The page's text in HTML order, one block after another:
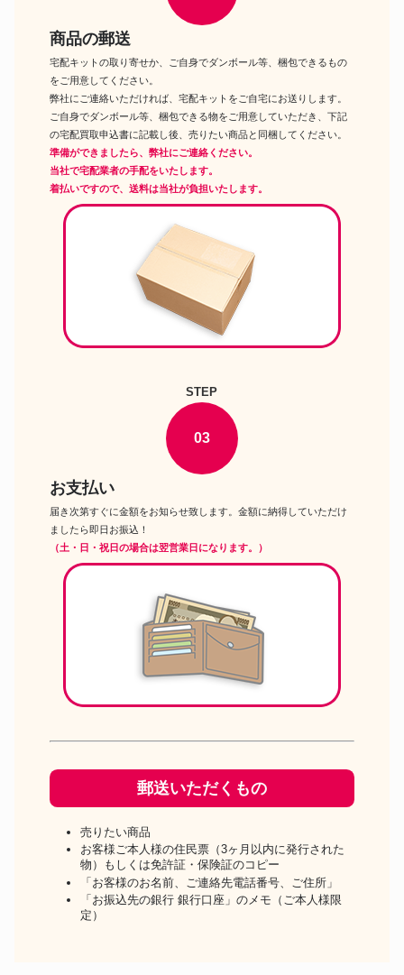
商品の郵送
宅配キットの取り寄せか、ご自身でダンボール等、梱包できるもの
をご用意してください。
弊社にご連絡いただければ、宅配キットをご自宅にお送りします。
ご自身でダンボール等、梱包できる物をご用意していただき、下記
の宅配買取申込書に記載し後、売りたい商品と同梱してください。
準備ができましたら、弊社にご連絡ください。
当社で宅配業者の手配をいたします。
着払いですので、送料は当社が負担いたします。
STEP
03
お支払い
届き次第すぐに金額をお知らせ致します。金額に納得していただけ
ましたら即日お振込！
（土・日・祝日の場合は翌営業日になります。）
郵送いただくもの
売りたい商品
お客様ご本人様の住民票（3ヶ月以内に発行された
物）もしくは免許証・保険証のコピー
「お客様のお名前、ご連絡先電話番号、ご住所」
「お振込先の銀行 銀行口座」のメモ（ご本人様限
定）